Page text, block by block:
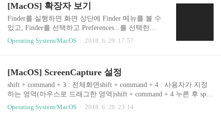
[MacOS] 확장자 보기
Finder를 실행하면 화면 상단에 Finder 메뉴를 볼 수
있고, Finder를 선택하고 Preferences...를 선택한다.
Advanced에 "Show all filename extensions"를 확인할
수 있고 해당 항목을 활성화하면 파일의 확장자를
Operating System/MacOS 2018. 6. 29. 17:57
[MacOS] ScreenCapture 설정
shift + command + 3 : 전체화면shift + command + 4 : 사용자가 지정
하는 영역(마우스로 드래그한 영역)shift + command + 4 누른 후 spac
e 사용 : 마우스로 특정 프로그램(화면) 위로 이동하여 선택 - 스크린
샷 시작 파일명 변경$ defaults write com.apple.screencapture name
Operating System/MacOS 2018. 6. 28. 23:14